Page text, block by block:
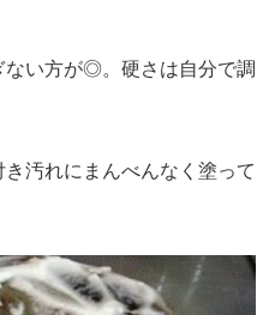
ない方が◎。硬さは自分で調
汚れにまんべんなく塗って